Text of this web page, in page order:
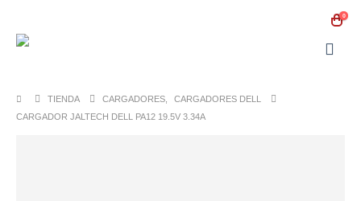
0
TIENDA CARGADORES
CARGADORES DELL
CARGADOR JALTECH DELL PA12 19.5V 3.34A